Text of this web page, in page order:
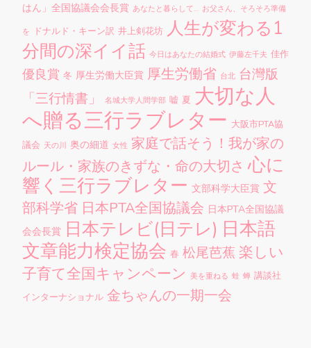
はん」全国協議会会長賞 あなたと暮らして… お父さん、そろそろ準備
を ドナルド・キーン訳 井上剣花坊 人生が変わる1
分間の深イイ話 今日はあなたの結婚式 伊藤左千夫 佳作
優良賞 冬 厚生労働大臣賞 厚生労働省 台北 台灣版
「三行情書」
名城大学人間学部 嘘 夏 大切な人
へ贈る三行ラブレター 大阪市PTA協
議会 天の川 奥の細道 女性 家庭で話そう！我が家の
ルール・家族のきずな・命の大切さ 心に
響く三行ラブレター 文部科学大臣賞 文
部科学省 日本PTA全国協議会 日本PTA全国協議
会会長賞 日本テレビ(日テレ) 日本語
文章能力検定協会 春 松尾芭蕉 楽しい
子育て全国キャンペーン 美を重ねる 蛙 蝉 講談社
インターナショナル 金ちゃんの一期一会